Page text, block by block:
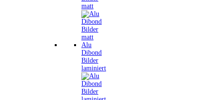
matt
Alu
Dibond
Bilder
laminiert